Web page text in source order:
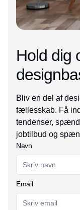
Hold dig
Bliv en del af
fællesskab. Få
tendenser,
jobtilbud og
Navn
Email